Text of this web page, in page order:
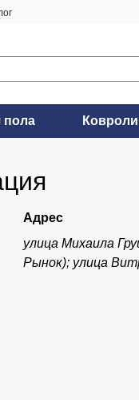
пола
Адрес
улица Михаила
Рынок); улица